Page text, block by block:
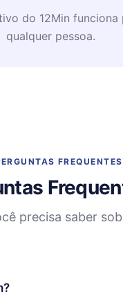
do 12Min funciona
qualquer pessoa.
FREQUENTES
precisa saber